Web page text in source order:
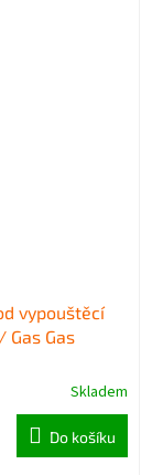
vypouštěcí
Gas
Skladem
Do košíku